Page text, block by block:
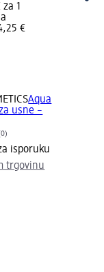
1
€
Aqua
usne –
isporuku
trgovinu